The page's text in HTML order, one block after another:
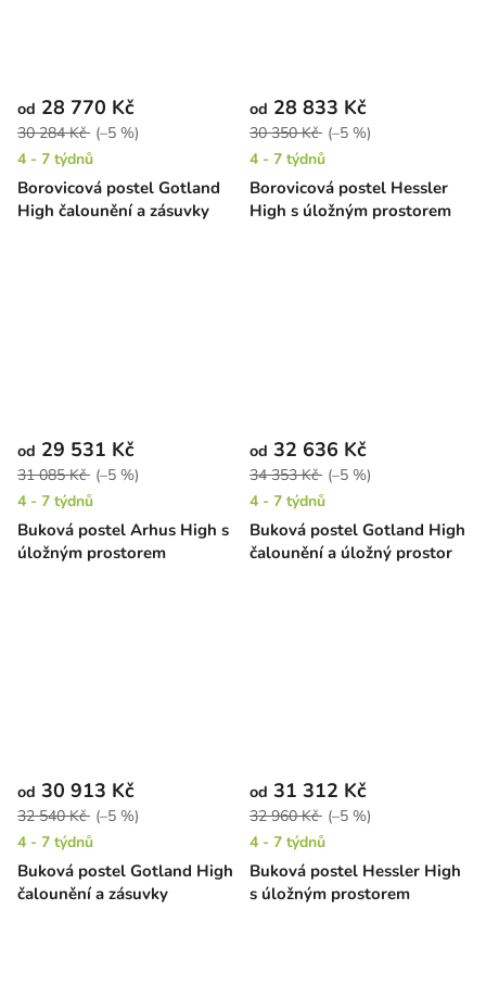
Borovicová postel Gotland
High čalounění a zásuvky
od 28 770 Kč
30 284 Kč (–5 %)
4 - 7 týdnů
Borovicová postel Hessler
High s úložným prostorem
od 28 833 Kč
30 350 Kč (–5 %)
4 - 7 týdnů
Buková postel Arhus High s
úložným prostorem
od 29 531 Kč
31 085 Kč (–5 %)
4 - 7 týdnů
Buková postel Gotland High
čalounění a úložný prostor
od 32 636 Kč
34 353 Kč (–5 %)
4 - 7 týdnů
Buková postel Gotland High
čalounění a zásuvky
od 30 913 Kč
32 540 Kč (–5 %)
4 - 7 týdnů
Buková postel Hessler High
s úložným prostorem
od 31 312 Kč
32 960 Kč (–5 %)
4 - 7 týdnů